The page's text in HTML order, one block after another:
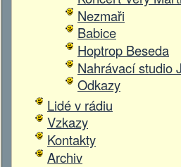
Nezmaři
Babice
Hoptrop Beseda
Nahrávací studio
Odkazy
Lidé v rádiu
Vzkazy
Kontakty
Archiv